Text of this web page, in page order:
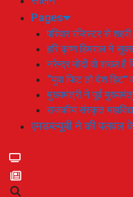
Pages
परिवार रजिस्टर से
हरि कृष्ण हिमराल ने
नरेन्द्र मोदी वो शख्स है
“युवा फिट तो देश
मुख्यमंत्री ने पूर्व
राजकीय संस्कृत
एमडब्ल्यूबी ने की पलवल के